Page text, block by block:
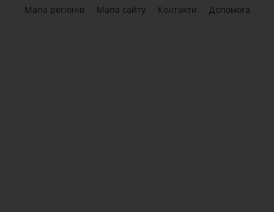
Мапа регіонів Мапа сайту Контакти Допомога